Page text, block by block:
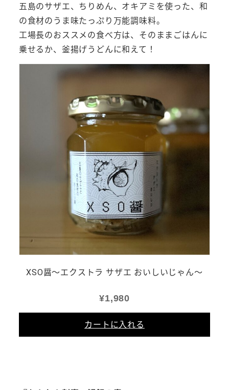
五島のサザエ、ちりめん、オキアミを使った、和
の食材のうま味たっぷり万能調味料。
工場長のおススメの食べ方は、そのままごはんに
乗せるか、釜揚げうどんに和えて！
XSO醤～エクストラ サザエ おいしいじゃん～
¥1,980
カートに入れる